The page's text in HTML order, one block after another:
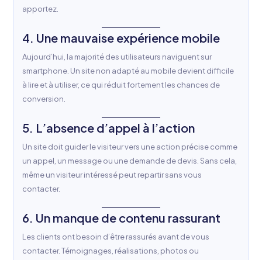
apportez.
4. Une mauvaise expérience mobile
Aujourd’hui, la majorité des utilisateurs naviguent sur
smartphone. Un site non adapté au mobile devient difficile
à lire et à utiliser, ce qui réduit fortement les chances de
conversion.
5. L’absence d’appel à l’action
Un site doit guider le visiteur vers une action précise comme
un appel, un message ou une demande de devis. Sans cela,
même un visiteur intéressé peut repartir sans vous
contacter.
6. Un manque de contenu rassurant
Les clients ont besoin d’être rassurés avant de vous
contacter. Témoignages, réalisations, photos ou